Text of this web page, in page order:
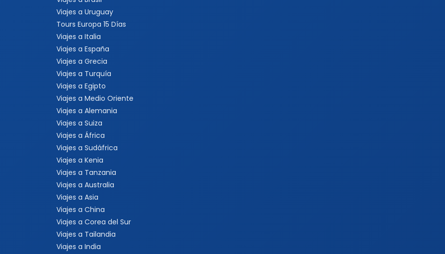
Viajes a Uruguay
Tours Europa 15 Días
Viajes a Italia
Viajes a España
Viajes a Grecia
Viajes a Turquía
Viajes a Egipto
Viajes a Medio Oriente
Viajes a Alemania
Viajes a Suiza
Viajes a África
Viajes a Sudáfrica
Viajes a Kenia
Viajes a Tanzania
Viajes a Australia
Viajes a Asia
Viajes a China
Viajes a Corea del Sur
Viajes a Tailandia
Viajes a India